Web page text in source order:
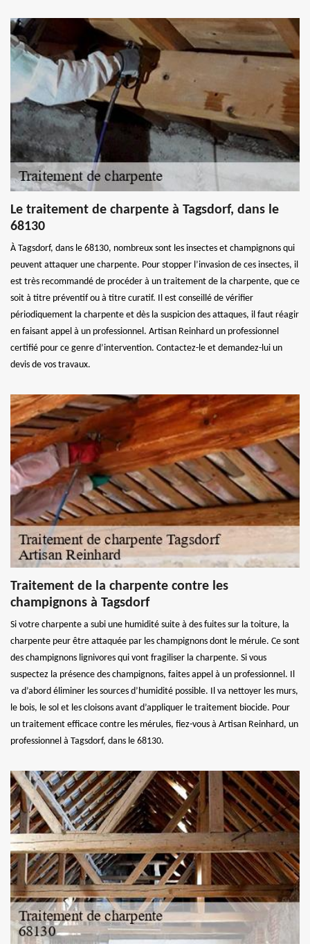
Le traitement de charpente à Tagsdorf, dans le
68130
À Tagsdorf, dans le 68130, nombreux sont les insectes et champignons qui
peuvent attaquer une charpente. Pour stopper l’invasion de ces insectes, il
est très recommandé de procéder à un traitement de la charpente, que ce
soit à titre préventif ou à titre curatif. Il est conseillé de vérifier
périodiquement la charpente et dès la suspicion des attaques, il faut réagir
en faisant appel à un professionnel. Artisan Reinhard un professionnel
certifié pour ce genre d’intervention. Contactez-le et demandez-lui un
devis de vos travaux.
Traitement de la charpente contre les
champignons à Tagsdorf
Si votre charpente a subi une humidité suite à des fuites sur la toiture, la
charpente peur être attaquée par les champignons dont le mérule. Ce sont
des champignons lignivores qui vont fragiliser la charpente. Si vous
suspectez la présence des champignons, faites appel à un professionnel. Il
va d’abord éliminer les sources d’humidité possible. Il va nettoyer les murs,
le bois, le sol et les cloisons avant d’appliquer le traitement biocide. Pour
un traitement efficace contre les mérules, fiez-vous à Artisan Reinhard, un
professionnel à Tagsdorf, dans le 68130.